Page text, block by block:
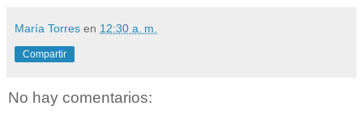
María Torres en 12:30 a. m.
Compartir
No hay comentarios: